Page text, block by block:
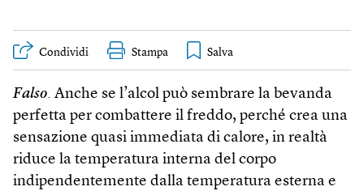
Condividi Stampa
Falso. Anche se l’alcol può sembrare la bevanda
perfetta per combattere il freddo, perché crea una
sensazione quasi immediata di calore, in realtà
riduce la temperatura interna del corpo
indipendentemente dalla temperatura esterna e